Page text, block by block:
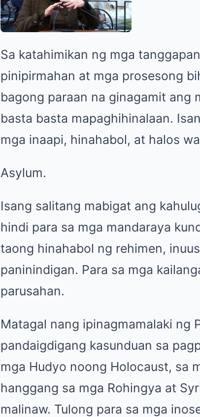
Sa katahimikan ng mga
pinipirmahan at mga prosesong
bagong paraan na ginagamit ang
basta basta mapaghihinalaan.
mga inaapi, hinahabol, at halos
Asylum.
Isang salitang mabigat ang
hindi para sa mga mandaraya
taong hinahabol ng rehimen,
paninindigan. Para sa mga
parusahan.
Matagal nang ipinagmamalaki ng
pandaigdigang kasunduan sa
mga Hudyo noong Holocaust, sa
hanggang sa mga Rohingya at
malinaw. Tulong para sa mga